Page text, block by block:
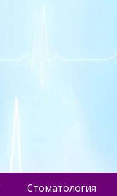
Стоматология